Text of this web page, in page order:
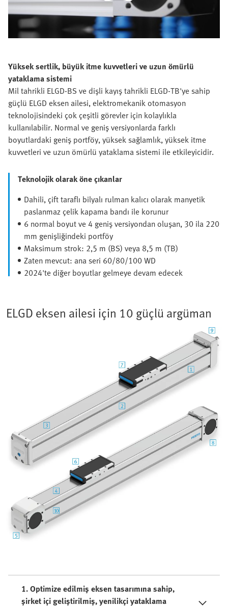
Video
Yüksek sertlik, büyük itme kuvvetleri ve uzun ömürlü
yataklama sistemi
Mil tahrikli ELGD-BS ve dişli kayış tahrikli ELGD-TB'ye sahip
güçlü ELGD eksen ailesi, elektromekanik otomasyon
teknolojisindeki çok çeşitli görevler için kolaylıkla
kullanılabilir. Normal ve geniş versiyonlarda farklı
boyutlardaki geniş portföy, yüksek sağlamlık, yüksek itme
kuvvetleri ve uzun ömürlü yataklama sistemi ile etkileyicidir.
Teknolojik olarak öne çıkanlar
Dahili, çift taraflı bilyalı rulman kalıcı olarak manyetik
paslanmaz çelik kapama bandı ile korunur
6 normal boyut ve 4 geniş versiyondan oluşan, 30 ila 220
mm genişliğindeki portföy
Maksimum strok: 2,5 m (BS) veya 8,5 m (TB)
Zaten mevcut: ana seri 60/80/100 WD
2024'te diğer boyutlar gelmeye devam edecek
ELGD eksen ailesi için 10 güçlü argüman
1. Optimize edilmiş eksen tasarımına sahip,
şirket içi geliştirilmiş, yenilikçi yataklama